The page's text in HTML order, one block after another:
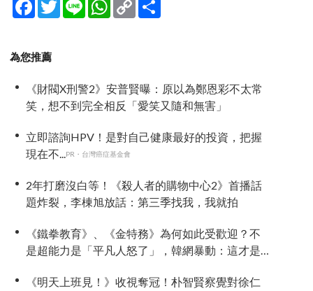
Link
為您推薦
《財閥X刑警2》安普賢曝：原以為鄭恩彩不太常
笑，想不到完全相反「愛笑又隨和無害」
立即諮詢HPV！是對自己健康最好的投資，把握
現在不...PR・台灣癌症基金會
2年打磨沒白等！《殺人者的購物中心2》首播話
題炸裂，李棟旭放話：第三季找我，我就拍
《鐵拳教育》、《金特務》為何如此受歡迎？不
是超能力是「平凡人怒了」，韓網暴動：這才是
《明天上班見！》收視奪冠！朴智賢察覺對徐仁